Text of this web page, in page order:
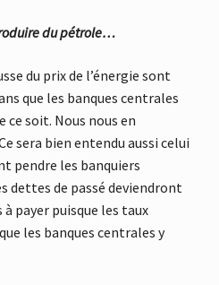
du pétrole…
du prix de l’énergie sont
que les banques centrales
ce soit. Nous nous en
sera bien entendu aussi celui
pendre les banquiers
dettes de passé deviendront
payer puisque les taux
les banques centrales y